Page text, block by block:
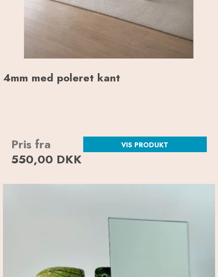
4mm med poleret kant
Pris fra
550,00 DKK
VIS PRODUKT